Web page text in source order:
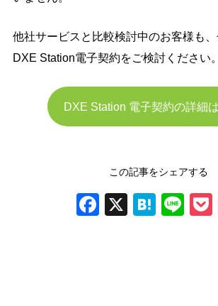
他社サービスと比較検討中のお客様も
DXE Station電子契約をご検討ください。
DXE Station 電子契約の詳細
この記事をシェアする
Facebook
X